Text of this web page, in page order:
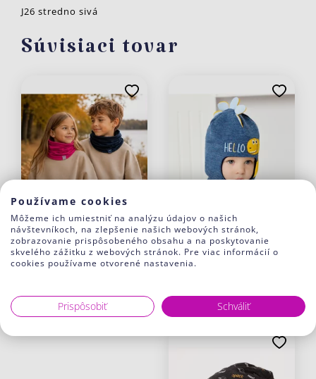
J26 stredno sivá
Súvisiaci tovar
Šatka Tunel Color
8.50 €
Chlapčenská kukla
DINO
Používame cookies
Môžeme ich umiestniť na analýzu údajov o našich
návštevníkoch, na zlepšenie našich webových stránok,
zobrazovanie prispôsobeného obsahu a na poskytovanie
skvelého zážitku z webových stránok. Pre viac informácií o
cookies používame otvorené nastavenia.
Prispôsobiť Schváliť